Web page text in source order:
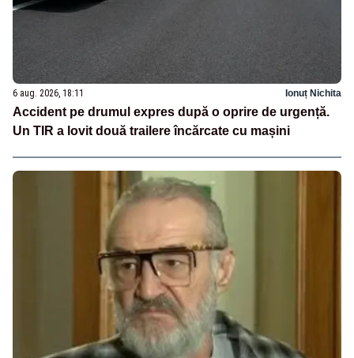
6 aug. 2026, 18:11 Ionuț Nichita
Accident pe drumul expres după o oprire de urgență.
Un TIR a lovit două trailere încărcate cu mașini